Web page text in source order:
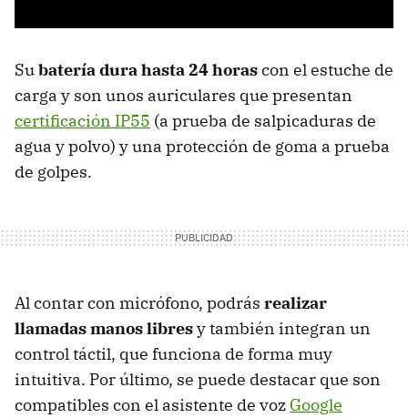
Subatería dura hasta 24 horascon el estuche de
carga y son unos auriculares que presentan
certificación IP55 (a prueba de salpicaduras de
agua y polvo) y una protección de goma a prueba
de golpes.
Al contar con micrófono, podrás realizar
llamadas manos libresy también integran un
control táctil, que funciona de forma muy
intuitiva. Por último, se puede destacar que son
compatibles con el asistente de voz Google